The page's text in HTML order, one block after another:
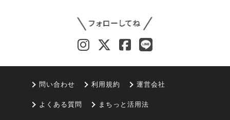
問い合わせ 利用規約 運営会社
よくある質問 まちっと活用法